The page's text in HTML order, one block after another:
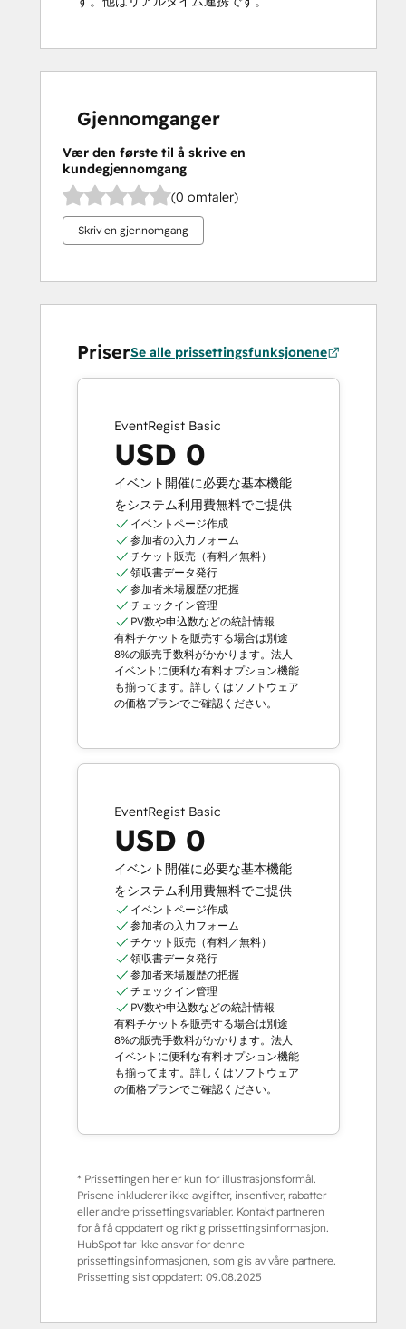
Gjennomganger
Vær den første til å skrive en
kundegjennomgang
(0 omtaler)
Skriv en gjennomgang
PriserSe alle prissettingsfunksjonene
EventRegist Basic
USD 0
イベント開催に必要な基本機能
をシステム利用費無料でご提供
イベントページ作成
参加者の入力フォーム
チケット販売（有料／無料）
領収書データ発行
参加者来場履歴の把握
チェックイン管理
PV数や申込数などの統計情報
有料チケットを販売する場合は別途
8%の販売手数料がかかります。法人
イベントに便利な有料オプション機能
も揃ってます。詳しくはソフトウェア
の価格プランでご確認ください。
EventRegist Basic
USD 0
イベント開催に必要な基本機能
をシステム利用費無料でご提供
イベントページ作成
参加者の入力フォーム
チケット販売（有料／無料）
領収書データ発行
参加者来場履歴の把握
チェックイン管理
PV数や申込数などの統計情報
有料チケットを販売する場合は別途
8%の販売手数料がかかります。法人
イベントに便利な有料オプション機能
も揃ってます。詳しくはソフトウェア
の価格プランでご確認ください。
* Prissettingen her er kun for illustrasjonsformål.
Prisene inkluderer ikke avgifter, insentiver, rabatter
eller andre prissettingsvariabler. Kontakt partneren
for å få oppdatert og riktig prissettingsinformasjon.
HubSpot tar ikke ansvar for denne
prissettingsinformasjonen, som gis av våre partnere.
Prissetting sist oppdatert: 09.08.2025